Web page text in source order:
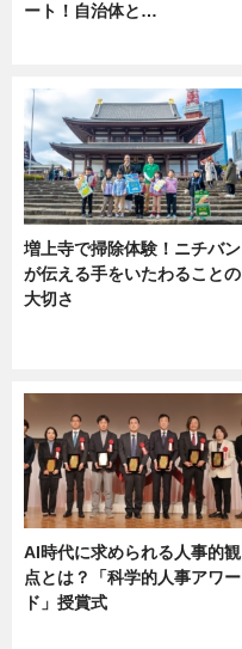
ート！自治体と…
増上寺で掃除体験！ニチバン
が伝える手をいたわることの
大切さ
AI時代に求められる人事的観
点とは？「科学的人事アワー
ド」授賞式